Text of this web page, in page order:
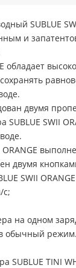
SUBLUE
и
обладает
двумя
SUBLUE SWII
ORANGE
двумя
SWII
на одном
обычный режим.
SUBLUE TINI